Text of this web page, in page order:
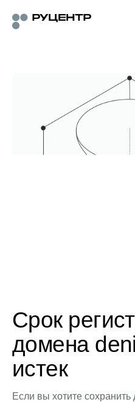
Срок
домена
истек
Если вы хотите